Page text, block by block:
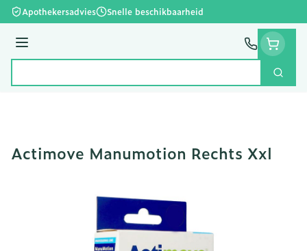
Ga naar de inhoud
Apothekersadvies Snelle beschikbaarheid
Menu
Zoek
Actimove Manumotion Rechts Xxl